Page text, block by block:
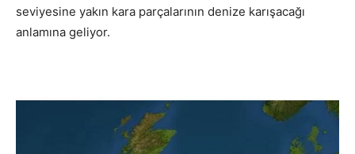
seviyesine yakın kara parçalarının denize karışacağı
anlamına geliyor.